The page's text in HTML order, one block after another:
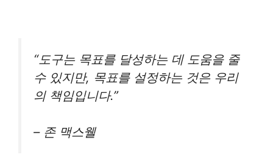
“도구는 목표를 달성하는 데 도움을 줄
수 있지만, 목표를 설정하는 것은 우리
의 책임입니다.”
– 존 맥스웰